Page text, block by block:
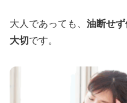
大人であっても、 油断せ
大切 です。